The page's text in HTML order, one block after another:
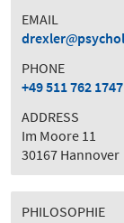
EMAIL
drexler
PHONE
+49 511 762
ADDRESS
Im Moore 11
30167 Hannover
PHILOSOPHIE